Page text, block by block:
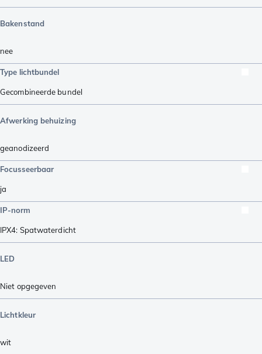
Bakenstand
nee
Type lichtbundel
Gecombineerde bundel
Afwerking behuizing
geanodizeerd
Focusseerbaar
ja
IP-norm
IPX4: Spatwaterdicht
LED
Niet opgegeven
Lichtkleur
wit